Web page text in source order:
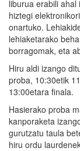
liburua erabili
hiztegi
onartuko.
lehiaketarako
borragomak, eta
Hiru aldi izango
proba, 10:30etik
13:00etara finala.
Hasierako proba
kanporaketa
gurutzatu taula
hiru ordu